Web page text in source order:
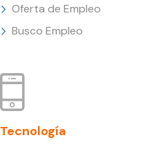
Oferta de Empleo
Busco Empleo
Tecnología